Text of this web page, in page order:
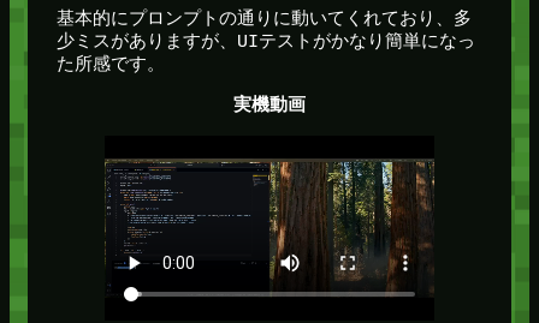
基本的にプロンプトの通りに動いてくれており、多
少ミスがありますが、UIテストがかなり簡単になっ
た所感です。
実機動画